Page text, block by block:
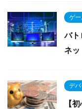
ゲー
バト
ネッ
デバ
【